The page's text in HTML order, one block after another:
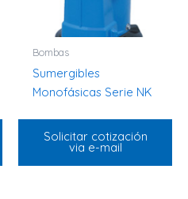
Bombas
Sumergibles
Monofásicas Serie NK
Solicitar cotización
via e-mail